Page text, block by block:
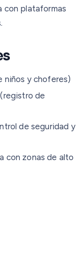
con plataformas
niños y choferes)
de
de seguridad y
con zonas de alto